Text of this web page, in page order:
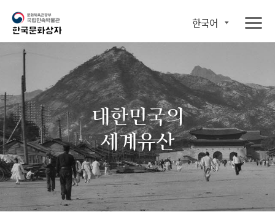
한국어
대한민국의
세계유산